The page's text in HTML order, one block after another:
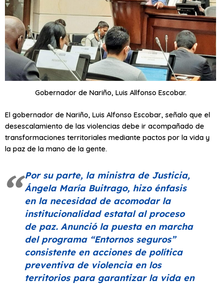
Gobernador de Nariño, Luis Allfonso Escobar.
El gobernador de Nariño, Luis Alfonso Escobar, señalo que el
desescalamiento de las violencias debe ir acompañado de
transformaciones territoriales mediante pactos por la vida y
la paz de la mano de la gente.
Por su parte, la ministra de Justicia,
Ángela María Buitrago, hizo énfasis
en la necesidad de acomodar la
institucionalidad estatal al proceso
de paz. Anunció la puesta en marcha
del programa “Entornos seguros”
consistente en acciones de política
preventiva de violencia en los
territorios para garantizar la vida en